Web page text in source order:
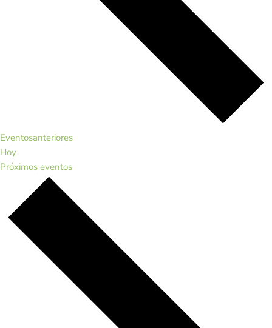
Eventosanteriores
Hoy
Próximos eventos